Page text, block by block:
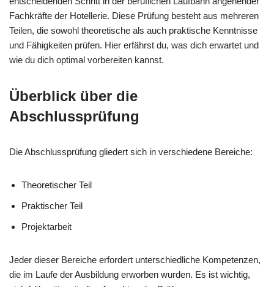
Fachkräfte der Hotellerie. Diese Prüfung besteht aus mehreren
Teilen, die sowohl theoretische als auch praktische Kenntnisse
und Fähigkeiten prüfen. Hier erfährst du, was dich erwartet und
wie du dich optimal vorbereiten kannst.
Überblick über die
Abschlussprüfung
Die Abschlussprüfung gliedert sich in verschiedene Bereiche:
Theoretischer Teil
Praktischer Teil
Projektarbeit
Jeder dieser Bereiche erfordert unterschiedliche Kompetenzen,
die im Laufe der Ausbildung erworben wurden. Es ist wichtig,